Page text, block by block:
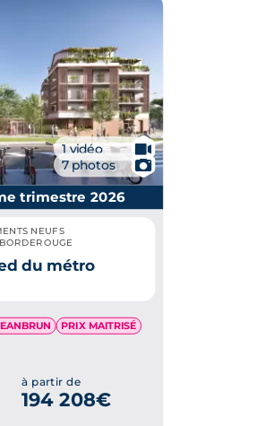
1 vidéo 🎥
7 photos 📷
trimestre 2026
NEUFS
du métro
PRIX MAITRISÉ
à partir de
194 208€